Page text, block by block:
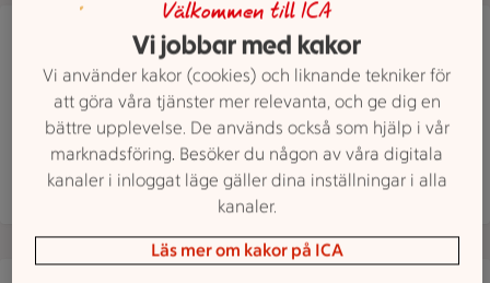
ICA Kvantum Tomelilla
Banmästaregatan 2, Tomelilla
ICA Kvantum Tomelilla är öppen nu, stänger
ÖppetStänger 22
Hitta hit 0417 78750 Mejla butiken
Mer butiksinfo
En person med skägg ler mot kameran i en porträttbild.
Välkommen till ICA
Vi jobbar med kakor
Vi använder kakor (cookies) och liknande tekniker för
att göra våra tjänster mer relevanta, och ge dig en
bättre upplevelse. De används också som hjälp i vår
marknadsföring. Besöker du någon av våra digitala
kanaler i inloggat läge gäller dina inställningar i alla
kanaler.
Läs mer om kakor på ICA